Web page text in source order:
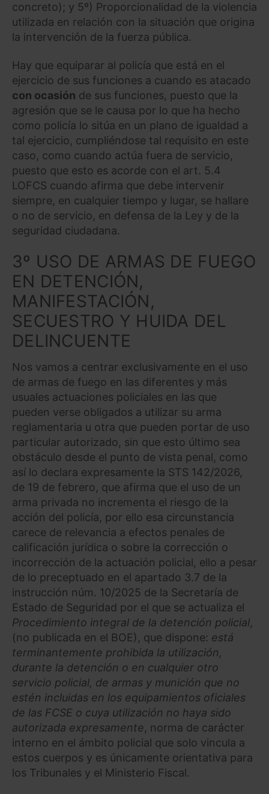
Saber más acerca de las cookies
concreto); y 5º) Proporcionalidad de la violencia
utilizada en relación con la situación que origina
la intervención de la fuerza pública.
Hay que equiparar al policía que está en el
ejercicio de sus funciones a cuando es atacado
con ocasión de sus funciones, puesto que la
agresión que se le causa por lo que ha hecho
como policía lo sitúa en un plano de igualdad a
tal ejercicio, cumpliéndose tal requisito en este
caso, como cuando actúa fuera de servicio,
puesto que esto es acorde con el art. 5.4
LOFCS cuando afirma que debe intervenir
siempre, en cualquier tiempo y lugar, se hallare
o no de servicio, en defensa de la Ley y de la
seguridad ciudadana.
3º USO DE ARMAS DE FUEGO
EN DETENCIÓN,
MANIFESTACIÓN,
SECUESTRO Y HUIDA DEL
DELINCUENTE
Nos vamos a centrar exclusivamente en el uso
de armas de fuego en las diferentes y más
usuales actuaciones policiales en las que
pueden verse obligados a utilizar su arma
reglamentaria u otra que pueden portar de uso
particular autorizado, sin que esto último sea
obstáculo desde el punto de vista penal, como
así lo declara expresamente la STS 142/2026,
de 19 de febrero, que afirma que el uso de un
arma privada no incrementa el riesgo de la
acción del policía, por ello esa circunstancia
carece de relevancia a efectos penales de
calificación jurídica o sobre la corrección o
incorrección de la actuación policial, ello a pesar
de lo preceptuado en el apartado 3.7 de la
instrucción núm. 10/2025 de la Secretaría de
Estado de Seguridad por el que se actualiza el
Procedimiento integral de la detención policial,
(no publicada en el BOE), que dispone: está
terminantemente prohibida la utilización,
durante la detención o en cualquier otro
servicio policial, de armas y munición que no
estén incluidas en los equipamientos oficiales
de las FCSE o cuya utilización no haya sido
autorizada expresamente, norma de carácter
interno en el ámbito policial que solo vincula a
estos cuerpos y es únicamente orientativa para
los Tribunales y el Ministerio Fiscal.